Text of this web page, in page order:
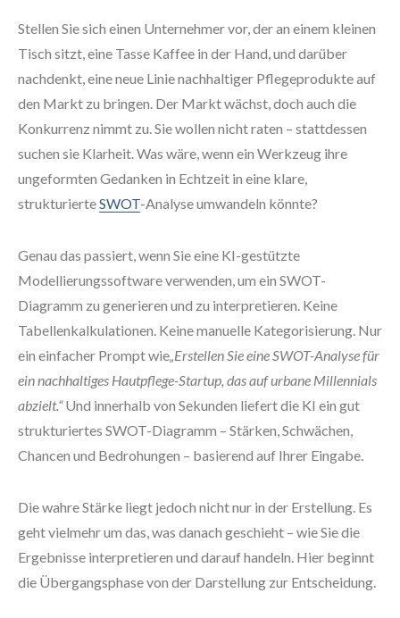
Stellen Sie sich einen Unternehmer vor, der an einem kleinen
Tisch sitzt, eine Tasse Kaffee in der Hand, und darüber
nachdenkt, eine neue Linie nachhaltiger Pflegeprodukte auf
den Markt zu bringen. Der Markt wächst, doch auch die
Konkurrenz nimmt zu. Sie wollen nicht raten – stattdessen
suchen sie Klarheit. Was wäre, wenn ein Werkzeug ihre
ungeformten Gedanken in Echtzeit in eine klare,
strukturierteSWOT-Analyse umwandeln könnte?
Genau das passiert, wenn Sie eine KI-gestützte
Modellierungssoftware verwenden, um ein SWOT-
Diagramm zu generieren und zu interpretieren. Keine
Tabellenkalkulationen. Keine manuelle Kategorisierung. Nur
ein einfacher Prompt wie„Erstellen Sie eine SWOT-Analyse für
ein nachhaltiges Hautpflege-Startup, das auf urbane Millennials
abzielt.“Und innerhalb von Sekunden liefert die KI ein gut
strukturiertes SWOT-Diagramm – Stärken, Schwächen,
Chancen und Bedrohungen – basierend auf Ihrer Eingabe.
Die wahre Stärke liegt jedoch nicht nur in der Erstellung. Es
geht vielmehr um das, was danach geschieht – wie Sie die
Ergebnisse interpretieren und darauf handeln. Hier beginnt
die Übergangsphase von der Darstellung zur Entscheidung.